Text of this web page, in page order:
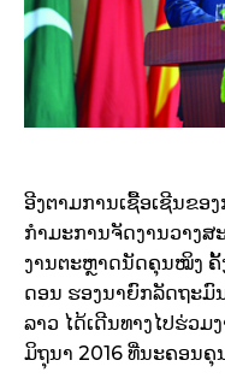
ອີງ​ຕາມ​ການ​ເຊື້ອ​ເຊີນ​ຂອ
ກຳມະການຈັດງານວາງສ
ງານຕະຫຼາດນັດຄຸນໝິງ ຄັ້
ດອນ ຮອງນາຍົກລັດຖະ
ລາວ ໄດ້ເດີນທາງໄປຮ່ວມ
ມິຖຸນາ 2016 ທີ່ນະຄອນ